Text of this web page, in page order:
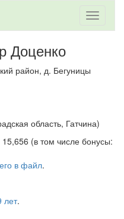
Toggle
Доценко
район, д. Бегуницы
область, Гатчина)
(в том числе бонусы:
в файл.
лет.